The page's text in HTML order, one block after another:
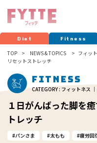
Diet Fitness
TOP NEWS & TOPICS フィッ
リセットストレッチ
Fitness
CATEGORY : フィットネス
１日がんばった脚を
トレッチ
パンさま 太もも 疲労回